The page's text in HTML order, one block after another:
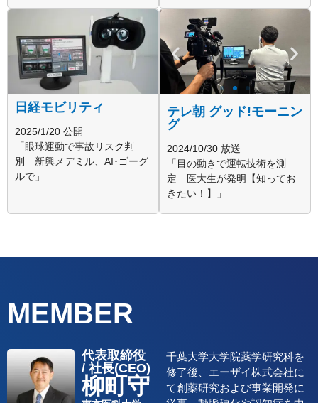
日経モビリティ
2025/1/20 公開
「眼球運動で事故リスク判
別 新興メデミル、AI･ゴーグ
ルで」
テレ朝 グッド!モーニン
グ
2024/10/30 放送
「目の動きで運転技術を測
定 医大生が発明【知ってお
きたい！】」
MEMBER
代表取締役
/ 社長(CEO)
柳町守
千葉大学大学院薬学研究科を
修了後、エーザイ株式会社に
て創薬研究および事業開発に